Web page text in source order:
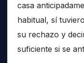
casa
habitual, sí
su rechazo y
suficiente si se